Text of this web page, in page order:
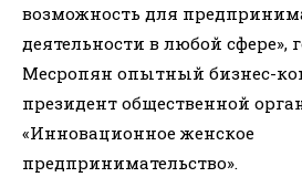
возможность для
деятельности в любой сфере»,
Месропян опытный бизнес-
президент общественной
«Инновационное женское
предпринимательство».